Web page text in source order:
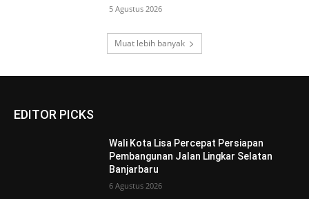
5 Agustus 2026
Muat lebih banyak
EDITOR PICKS
Wali Kota Lisa Percepat Persiapan
Pembangunan Jalan Lingkar Selatan
Banjarbaru
6 Agustus 2026